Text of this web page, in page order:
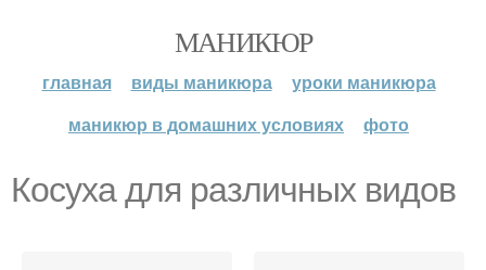
МАНИКЮР
главная виды маникюра
уроки маникюра
маникюр в домашних условиях
фото
Косуха для различных видов